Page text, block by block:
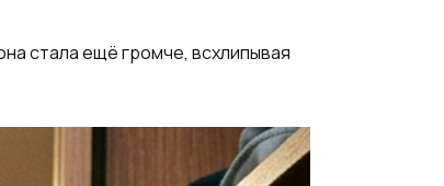
стала ещё громче, всхлипывая